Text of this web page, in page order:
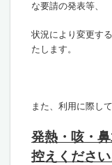
な要請の発表等、
状況により変更す
たします。
また、利用に際し
発熱・咳・
控えください